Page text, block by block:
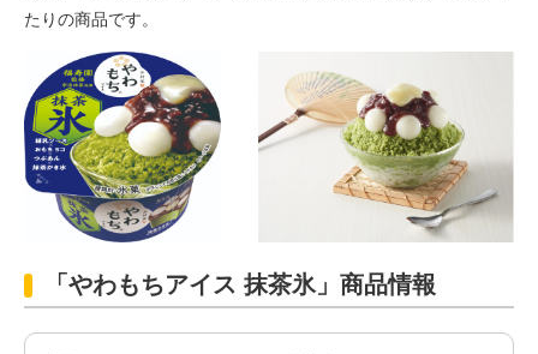
たりの商品です。
「やわもちアイス 抹茶氷」商品情報